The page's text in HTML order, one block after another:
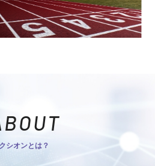
シオンとは？